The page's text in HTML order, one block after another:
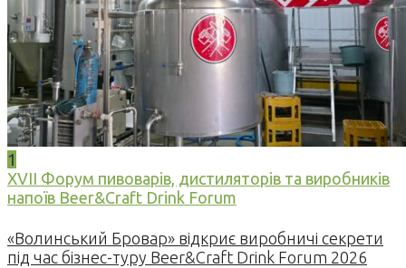
1
XVII Форум пивоварів, дистиляторів та виробників
напоїв Beer&Craft Drink Forum
«Волинський Бровар» відкриє виробничі секрети
під час бізнес-туру Beer&Craft Drink Forum 2026